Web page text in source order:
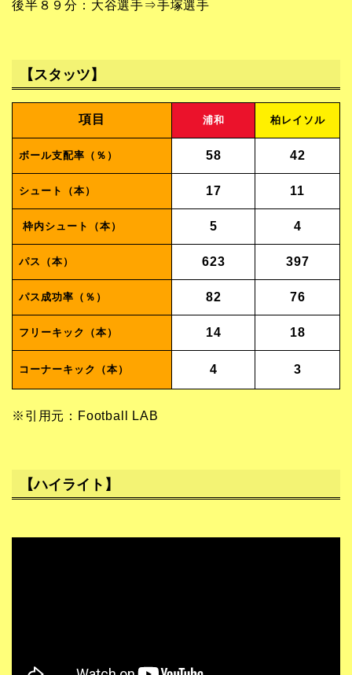
後半８９分：大谷選手⇒手塚選手
【スタッツ】
項目 浦和 柏レイソル
ボール支配率（％） 58 42
シュート（本） 17 11
枠内シュート（本） 5 4
パス（本） 623 397
パス成功率（％） 82 76
フリーキック（本） 14 18
コーナーキック（本） 4 3
※引用元：Football LAB
【ハイライト】